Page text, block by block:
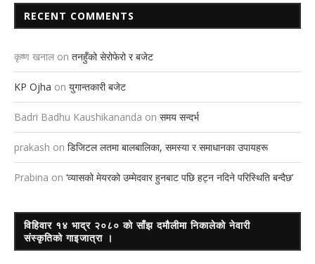
RECENT COMMENTS
कृष्ण खनाल on तनहुँको सेरोफेरो र बजेट
KP Ojha on युगान्तकारी बजेट
Badri Badhu Kaushikananda on समय सन्दर्भ
prakash on डिजिटल लतमा बालबालिका, समस्या र समाधानका उपायहरू
Prabina on ‘व्यासको मेयरको उम्मेदवार हुनबाट पछि हट्न नदिने परिस्थिति बन्दैछ’
विहिवार १४ भाद्र २०८० को साँझ दमौलीमा निकालेको नेवारी
संस्कृतिको गाइजात्रा ।